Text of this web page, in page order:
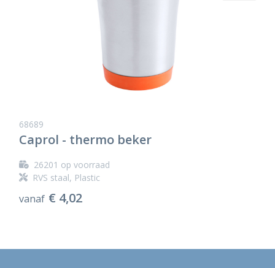
68689
Caprol - thermo beker
26201 op voorraad
RVS staal, Plastic
vanaf € 4,02